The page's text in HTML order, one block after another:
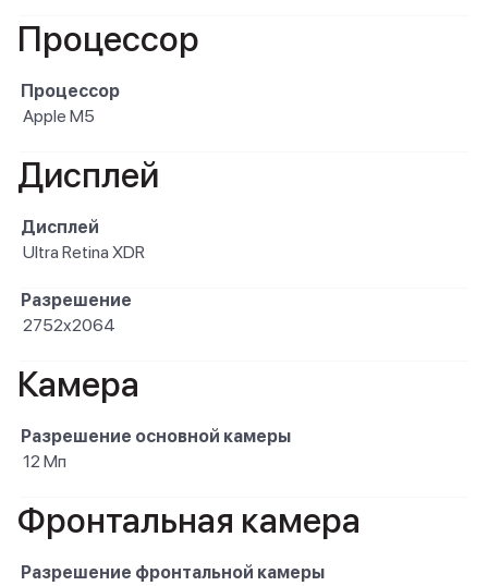
Процессор
Процессор
Apple M5
Дисплей
Дисплей
Ultra Retina XDR
Разрешение
2752x2064
Камера
Разрешение основной камеры
12 Мп
Фронтальная камера
Разрешение фронтальной камеры